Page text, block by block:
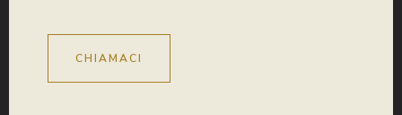
CHIAMACI